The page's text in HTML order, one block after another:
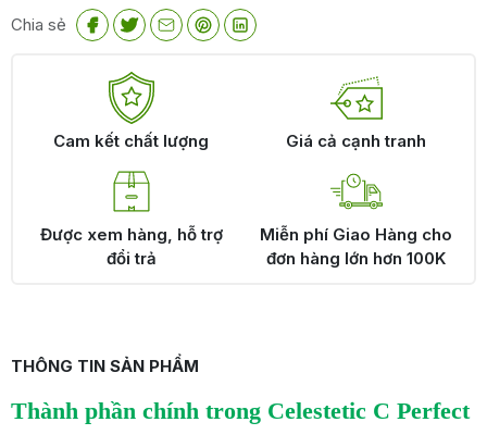
2.340.000 ₫.
Chia sẻ
Cam kết chất lượng Giá cả cạnh tranh
Được xem hàng, hỗ trợ
đổi trả
Miễn phí Giao Hàng cho
đơn hàng lớn hơn 100K
THÔNG TIN SẢN PHẨM
Thành phần chính trong Celestetic C Perfect